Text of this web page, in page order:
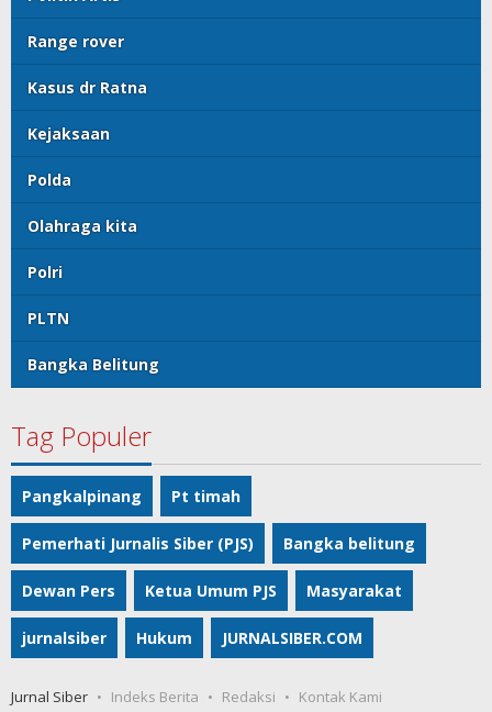
Range rover
Kasus dr Ratna
Kejaksaan
Polda
Olahraga kita
Polri
PLTN
Bangka Belitung
Tag Populer
Pangkalpinang Pt timah
Pemerhati Jurnalis Siber (PJS) Bangka belitung
Dewan Pers Ketua Umum PJS Masyarakat
jurnalsiber Hukum JURNALSIBER.COM
Jurnal Siber Indeks Berita Redaksi Kontak Kami